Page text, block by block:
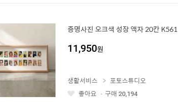
증명사진 오크색 성장 액자 20칸 K561
11,950원
좋
생활서비스
포토스튜디오
좋아요
구매 20,194